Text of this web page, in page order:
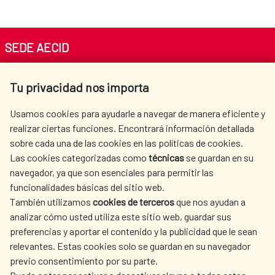
Droit à la Ville: le défi de l’équite
sociale". Cartagena de Indias, 27 - 30
juillet 2009.
Históricos "La Rehabilitación Urbana y el
Derecho a la Ciudad: el Reto de la
Equidad Social". Cartagena de Indias, 27
al 30 julio de 2009. (VERSIÓN EN
ÁRABE)
Encuentro de Directores Locales del
Programa de Patrimonio (P>D) en
Regeneración Urbana Integral.
Modelos de Gestión Regeneración
Urbana. SEPES. 2011.
Cuadernos Técnicos del
Consorcio de Santiago.
Culture et Développement: Actions
Normas de Quito (1967)
Carta de Venecia (1964)
Carta de Atenas (1931)
Tu privacidad nos importa
Usamos cookies para ayudarle a navegar de manera eficiente y
realizar ciertas funciones. Encontrará información detallada
sobre cada una de las cookies en las políticas de cookies.
Las cookies categorizadas como técnicas se guardan en su
navegador, ya que son esenciales para permitir las
funcionalidades básicas del sitio web.
También utilizamos cookies de tercerosque nos ayudan a
analizar cómo usted utiliza este sitio web, guardar sus
preferencias y aportar el contenido y la publicidad que le sean
relevantes. Estas cookies solo se guardan en su navegador
previo consentimiento por su parte.
SEDE AECID
Tel. +34 900 20 30 54​​​​​​​
AECID
WHERE DO WE COOPERATE?
SPANISH HUMANITARIAN
ACTION
PRESS ROOM
CULTURE AND SCIENCE LIBRARY